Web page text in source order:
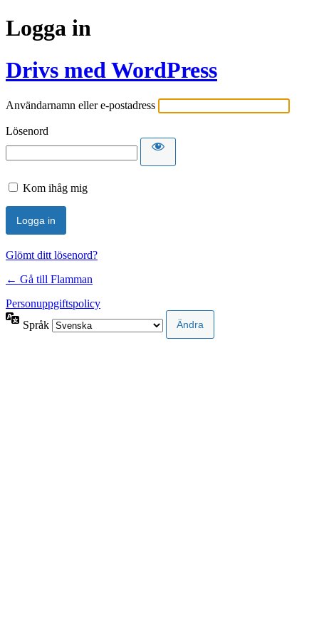
Logga in
Drivs med WordPress
Användarnamn eller e-postadress
Lösenord
Kom ihåg mig
Glömt ditt lösenord?
← Gå till Flamman
Personuppgiftspolicy
Språk